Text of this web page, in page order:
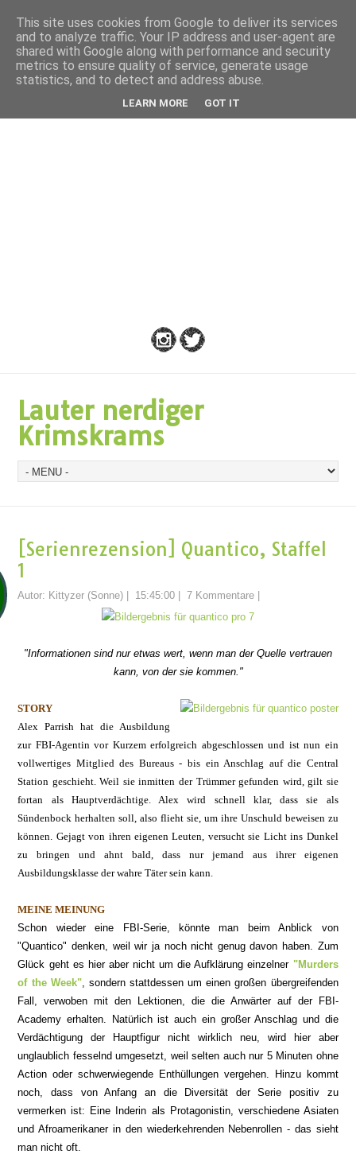
Back
Down
Lauter nerdiger
Krimskrams
[Serienrezension] Quantico, Staffel
1
Autor: Kittyzer (Sonne) 15:45:00 |7 Kommentare
"Informationen sind nur etwas wert, wenn man der Quelle vertrauen
kann, von der sie kommen."
STORY
Alex Parrish hat die Ausbildung
zur FBI-Agentin vor Kurzem erfolgreich abgeschlossen und ist nun ein
vollwertiges Mitglied des Bureaus - bis ein Anschlag auf die Central
Station geschieht. Weil sie inmitten der Trümmer gefunden wird, gilt sie
fortan als Hauptverdächtige. Alex wird schnell klar, dass sie als
Sündenbock herhalten soll, also flieht sie, um ihre Unschuld beweisen zu
können. Gejagt von ihren eigenen Leuten, versucht sie Licht ins Dunkel
zu bringen und ahnt bald, dass nur jemand aus ihrer eigenen
Ausbildungsklasse der wahre Täter sein kann.
MEINE MEINUNG
Schon wieder eine FBI-Serie, könnte man beim Anblick von
"Quantico" denken, wei l wir ja noch nicht genug davon haben. Zum
Glück geht es hier aber nicht um die Aufklärungeinzelner "Murders
of the Week", sondern stattdessen um einen großen übergreifenden
Fall, verwoben mit den Lektionen, die die Anwärter auf der FBI-
Academy erhalten. Natürlich ist auch ein großer Anschlag und die
Verdächtigung der Hauptfigur nicht wirklich neu, wird hier aber
unglaublich fesselnd umgesetzt, weil selten auch nur 5 Minuten ohne
Action oder schwerwiegende Enthüllungen vergehen. Hinzu kommt
noch, dass vonAnfang an die Diversität der Serie positiv zu
vermerken ist: Eine Inderin als Protagonistin, verschiedene Asiaten
und Afroamerikaner in den wiederkehrenden Nebenrollen - das sieht
man nicht oft.
This site uses cookies from Google to deliver its services
and to analyze traffic. Your IP address and user-agent are
shared with Google along with performance and security
metrics to ensure quality of service, generate usage
statistics, and to detect and address abuse.
LEARN MORE GOT IT